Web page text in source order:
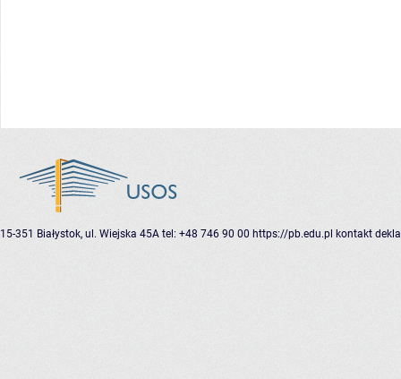
15-351 Białystok, ul. Wiejska 45A tel: +48 746 90 00 https://pb.edu.pl kontakt